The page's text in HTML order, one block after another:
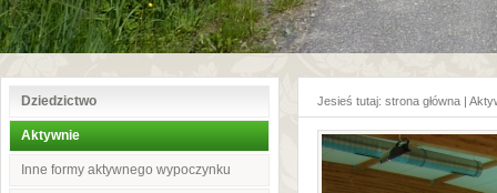
Dziedzictwo
Aktywnie
Inne formy aktywnego wypoczynku
Jesieś tutaj: strona główna |